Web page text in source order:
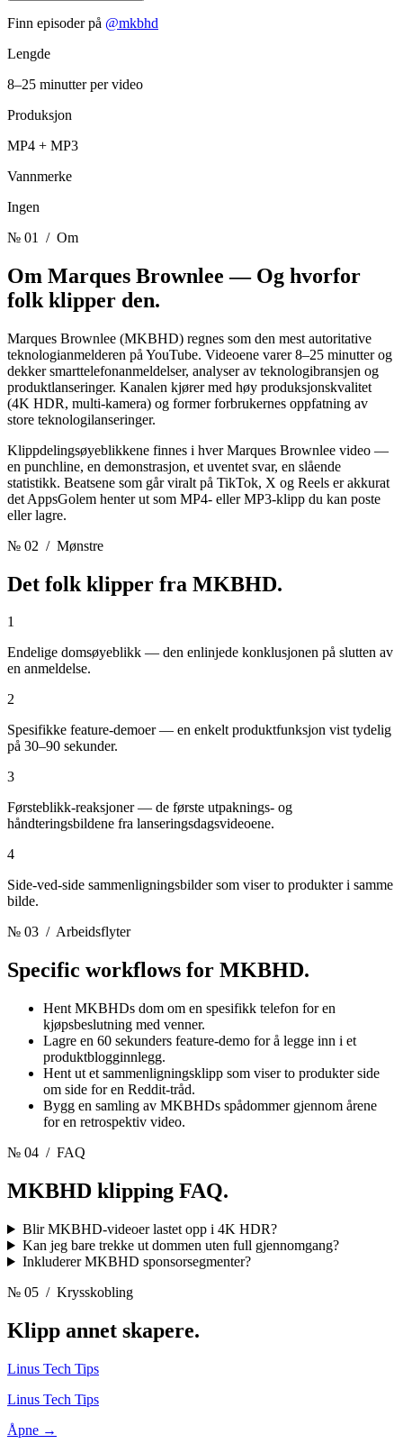
Finn episoder på @mkbhd
Lengde
8–25 minutter per video
Produksjon
MP4 + MP3
Vannmerke
Ingen
№ 01
/ Om
Om Marques Brownlee — Og hvorfor
folk klipper den.
Marques Brownlee (MKBHD) regnes som den mest autoritative
teknologianmelderen på YouTube. Videoene varer 8–25 minutter og
dekker smarttelefonanmeldelser, analyser av teknologibransjen og
produktlanseringer. Kanalen kjører med høy produksjonskvalitet
(4K HDR, multi-kamera) og former forbrukernes oppfatning av
store teknologilanseringer.
Klippdelingsøyeblikkene finnes i hver Marques Brownlee video —
en punchline, en demonstrasjon, et uventet svar, en slående
statistikk. Beatsene som går viralt på TikTok, X og Reels er akkurat
det AppsGolem henter ut som MP4- eller MP3-klipp du kan poste
eller lagre.
№ 02 / Mønstre
Det folk klipper fra MKBHD.
1
Endelige domsøyeblikk — den enlinjede konklusjonen på slutten av
en anmeldelse.
2
Spesifikke feature-demoer — en enkelt produktfunksjon vist tydelig
på 30–90 sekunder.
3
Førsteblikk-reaksjoner — de første utpaknings- og
håndteringsbildene fra lanseringsdagsvideoene.
4
Side-ved-side sammenligningsbilder som viser to produkter i samme
bilde.
№ 03 / Arbeidsflyter
Specific workflows for MKBHD.
Hent MKBHDs dom om en spesifikk telefon for en
kjøpsbeslutning med venner.
Lagre en 60 sekunders feature-demo for å legge inn i et
produktblogginnlegg.
Hent ut et sammenligningsklipp som viser to produkter side
om side for en Reddit-tråd.
Bygg en samling av MKBHDs spådommer gjennom årene
for en retrospektiv video.
№ 04 / FAQ
MKBHD klipping FAQ.
Blir MKBHD-videoer lastet opp i 4K HDR?
Kan jeg bare trekke ut dommen uten full gjennomgang?
Inkluderer MKBHD sponsorsegmenter?
№ 05 / Krysskobling
Klipp annet skapere.
Linus Tech Tips
Linus Tech Tips
Åpne →